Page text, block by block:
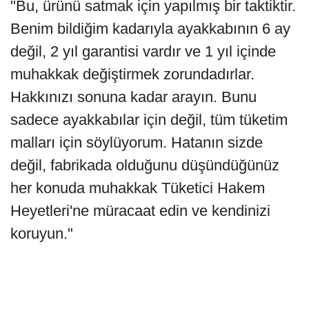
"Bu, ürünü satmak için yapılmış bir taktiktir.
Benim bildiğim kadarıyla ayakkabının 6 ay
değil, 2 yıl garantisi vardır ve 1 yıl içinde
muhakkak değiştirmek zorundadırlar.
Hakkınızı sonuna kadar arayın. Bunu
sadece ayakkabılar için değil, tüm tüketim
malları için söylüyorum. Hatanın sizde
değil, fabrikada olduğunu düşündüğünüz
her konuda muhakkak Tüketici Hakem
Heyetleri'ne müracaat edin ve kendinizi
koruyun."